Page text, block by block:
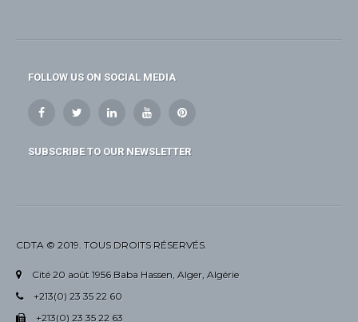
FOLLOW US ON SOCIAL MEDIA
SUBSCRIBE TO OUR NEWSLETTER
CDTA © 2019. TOUS DROITS RÉSERVÉS.
Cité 20 août 1956 Baba Hassen, Alger, Algérie
+213(0) 23 35 22 60
+213(0) 23 35 22 63